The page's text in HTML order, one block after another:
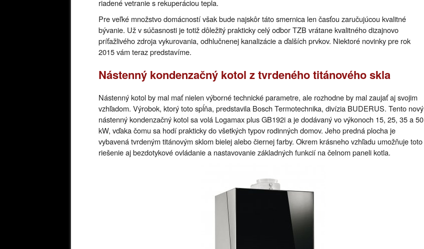
riadené vetranie s rekuperáciou tepla.
Pre veľké množstvo domácností však bude najskôr táto smernica len časťou zaručujúcou kvalitné
bývanie. Už v súčasnosti je totiž dôležitý prakticky celý odbor TZB vrátane kvalitného dizajnovo
príťažlivého zdroja vykurovania, odhlučnenej kanalizácie a ďalších prvkov. Niektoré novinky pre rok
2015 vám teraz predstavíme.
Nástenný kondenzačný kotol z tvrdeného titánového skla
Nástenný kotol by mal mať nielen výborné technické parametre, ale rozhodne by mal zaujať aj svojim
vzhľadom. Výrobok, ktorý toto spĺňa, predstavila Bosch Termotechnika, divízia BUDERUS. Tento nový
nástenný kondenzačný kotol sa volá Logamax plus GB192i a je dodávaný vo výkonoch 15, 25, 35 a 50
kW, vďaka čomu sa hodí prakticky do všetkých typov rodinných domov. Jeho predná plocha je
vybavená tvrdeným titánovým sklom bielej alebo čiernej farby. Okrem krásneho vzhľadu umožňuje toto
riešenie aj bezdotykové ovládanie a nastavovanie základných funkcií na čelnom paneli kotla.